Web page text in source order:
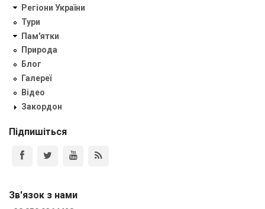
Регіони України
Тури
Пам'ятки
Природа
Блог
Галереї
Відео
Закордон
Підпишіться
Зв'язок з нами